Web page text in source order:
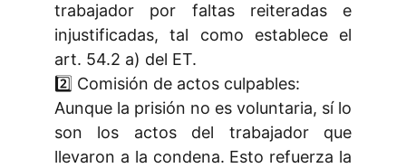
trabajador por faltas reiteradas e
injustificadas, tal como establece el
art. 54.2 a) del ET.
2️⃣ Comisión de actos culpables:
Aunque la prisión no es voluntaria, sí lo
son los actos del trabajador que
llevaron a la condena. Esto refuerza la